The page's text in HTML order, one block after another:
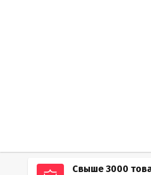
Свыше 3000